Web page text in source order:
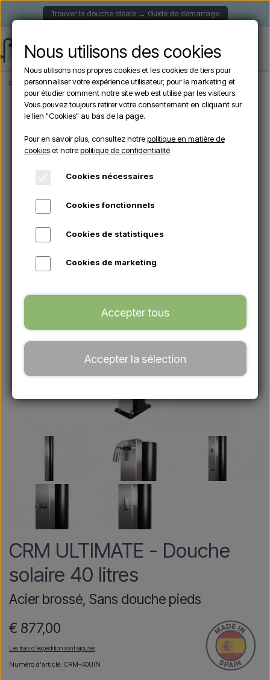
Trouver la douche idéale → Guide de démarrage
Page d'accueil Douche de Jardin Douches Solaire CRM ULTIMATE -
CRM ULTIMATE - Douche
solaire 40 litres
Acier brossé, Sans douche pieds
€ 877,00
Les frais d'expédition sont ajoutés
Numéro d'article: CRM-40UIN
Nous utilisons des cookies
Nous utilisons nos propres cookies et les cookies de tiers pour
personnaliser votre expérience utilisateur, pour le marketing et
pour étudier comment notre site web est utilisé par les visiteurs.
Vous pouvez toujours retirer votre consentement en cliquant sur
le lien "Cookies" au bas de la page.
Pour en savoir plus, consultez notrepolitique en matière de
cookieset notrepolitique de confidentialité
Cookies nécessaires
Cookies fonctionnels
Cookies de statistiques
Cookies de marketing
Accepter tous
Accepter la sélection